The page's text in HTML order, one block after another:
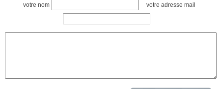
votre nom votre adresse mail